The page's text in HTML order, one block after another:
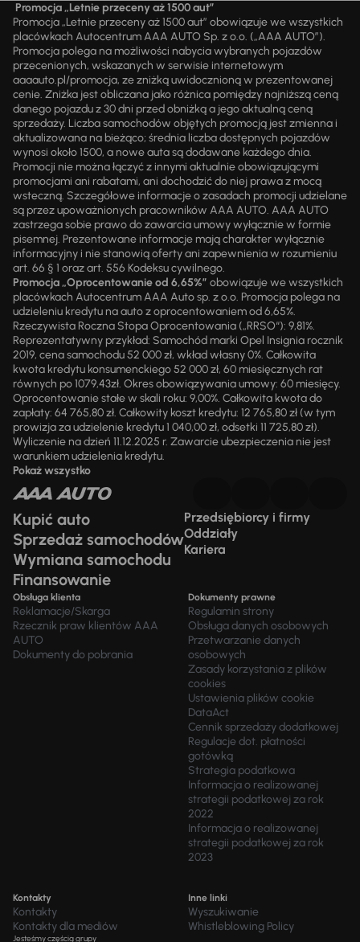
Promocja „Letnie przeceny aż 1500 aut”
Promocja „Letnie przeceny aż 1500 aut” obowiązuje we wszystkich
placówkach Autocentrum AAA AUTO Sp. z o.o. („AAA AUTO”).
Promocja polega na możliwości nabycia wybranych pojazdów
przecenionych, wskazanych w serwisie internetowym
aaaauto.pl/promocja, ze zniżką uwidocznioną w prezentowanej
cenie. Zniżka jest obliczana jako różnica pomiędzy najniższą ceną
danego pojazdu z 30 dni przed obniżką a jego aktualną ceną
sprzedaży. Liczba samochodów objętych promocją jest zmienna i
aktualizowana na bieżąco; średnia liczba dostępnych pojazdów
wynosi około 1500, a nowe auta są dodawane każdego dnia.
Promocji nie można łączyć z innymi aktualnie obowiązującymi
promocjami ani rabatami, ani dochodzić do niej prawa z mocą
wsteczną. Szczegółowe informacje o zasadach promocji udzielane
są przez upoważnionych pracowników AAA AUTO. AAA AUTO
zastrzega sobie prawo do zawarcia umowy wyłącznie w formie
pisemnej. Prezentowane informacje mają charakter wyłącznie
informacyjny i nie stanowią oferty ani zapewnienia w rozumieniu
art. 66 § 1 oraz art. 556 Kodeksu cywilnego.
Promocja „Oprocentowanie od 6,65%” obowiązuje we wszystkich
placówkach Autocentrum AAA Auto sp. z o.o. Promocja polega na
udzieleniu kredytu na auto z oprocentowaniem od 6,65%.
Rzeczywista Roczna Stopa Oprocentowania („RRSO“): 9,81%.
Reprezentatywny przykład: Samochód marki Opel Insignia rocznik
2019, cena samochodu 52 000 zł, wkład własny 0%. Całkowita
kwota kredytu konsumenckiego 52 000 zł, 60 miesięcznych rat
równych po 1079,43zł. Okres obowiązywania umowy: 60 miesięcy.
Oprocentowanie stałe w skali roku: 9,00%. Całkowita kwota do
zapłaty: 64 765,80 zł. Całkowity koszt kredytu: 12 765,80 zł (w tym
prowizja za udzielenie kredytu 1 040,00 zł, odsetki 11 725,80 zł).
Wyliczenie na dzień 11.12.2025 r. Zawarcie ubezpieczenia nie jest
warunkiem udzielenia kredytu.
Pokaż wszystko
Kupić auto
Sprzedaż samochodów
Wymiana samochodu
Finansowanie
Przedsiębiorcy i firmy
Oddziały
Kariera
Obsługa klienta
Reklamacje/Skarga
Rzecznik praw klientów AAA
AUTO
Dokumenty do pobrania
Dokumenty prawne
Regulamin strony
Obsługa danych osobowych
Przetwarzanie danych
osobowych
Zasady korzystania z plików
cookies
Ustawienia plików cookie
DataAct
Cennik sprzedaży dodatkowej
Regulacje dot. płatności
gotówką
Strategia podatkowa
Informacja o realizowanej
strategii podatkowej za rok
2022
Informacja o realizowanej
strategii podatkowej za rok
2023
Kontakty
Kontakty
Kontakty dla mediów
Inne linki
Wyszukiwanie
Whistleblowing Policy
Jesteśmy częścią grupy